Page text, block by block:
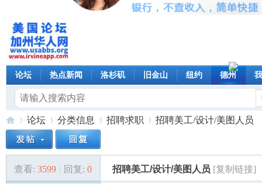
论坛 热点新闻 洛杉矶 旧金山 纽约 德州
美»
论坛
›
分类信息 招聘求职
›
招聘美工/设计/美图人员
查看: 3599 | 回复: 0 招聘美工/设计/美图人员 [复制链接]